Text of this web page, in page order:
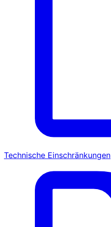
Technische Einschränkungen